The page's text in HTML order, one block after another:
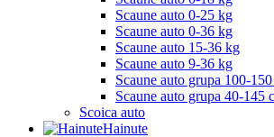
Scaune auto 0-25 kg
Scaune auto 0-36 kg
Scaune auto 15-36 kg
Scaune auto 9-36 kg
Scaune auto grupa 100-
Scaune auto grupa 40-145
Scoica auto
Hainute